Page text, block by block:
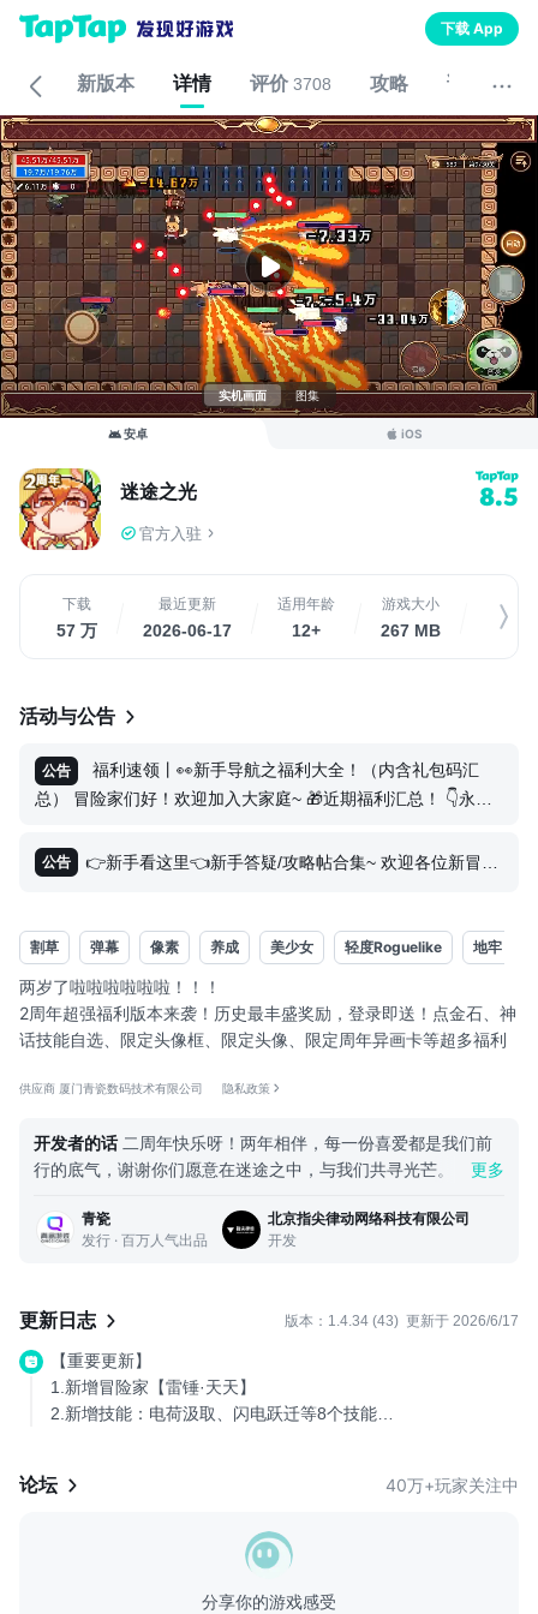
下载 App
新版本 详情 评价 3708 攻略 论坛
实机画面 图集
安卓 iOS
迷途之光 8.5
官方入驻
下载
57 万
最近更新
2026-06-17
适用年龄
12+
游戏大小
267 MB 40
活动与公告
公告
福利速领丨👀新手导航之福利大全！（内含礼包码汇
总） 冒险家们好！欢迎加入大家庭~ 🎁近期福利汇总！ 👇永久
—————————— 🎁游戏内福利直送！ 1、【永久免广告
炼石、50*
公告 👉新手看这里👈新手答疑/攻略帖合集~ 欢迎各位新冒险家~
割草 弹幕 像素 养成 美少女 轻度Roguelike 地牢
两岁了啦啦啦啦啦啦！！！
2周年超强福利版本来袭！历史最丰盛奖励，登录即送！点金石、神
话技能自选、限定头像框、限定头像、限定周年异画卡等超多福利
====
这是一款像素风肉鸽弹幕射击游戏，主打技能自由组合营造出的花
式流派。
【技能】
真正意义上的技能自由搭配，想用什么技能随便用！每个技能都拥
各个都是绝活妹，各个绝活都不同。
【天赋】
独有天赋、叠加天赋、套装天赋，主打一个...
供应商 厦门青瓷数码技术有限公司 隐私政策
开发者的话 二周年快乐呀！两年相伴，每一份喜爱都是我们前
行的底气，谢谢你们愿意在迷途之中，与我们共寻光芒。 预祝
全叠满~！ 2周年超强福利版本来袭！历史最丰盛奖励，登录即
送！点金石、神话技能自选、限定头像框、限定头像、限定周年
加油更新！ ===== 三年之期已到，龙王……（不好意思走错片
场了）。 你好，旅行者，很开心你能读到这段话。 这款游戏确
实是三年之约，从三人下海（不是）创作前作《传说之旅》到现
在的《迷途之光》，我们自己都不敢相信已经过去三年了！现在
现实，不去试试怎么知道自己不行呢，对吧。 《迷途之光》是
虽然差点，但是数值也不怎么样，不过程序bug也挺多，这里就
不一一赘述了。嘴上虽然这么调侃，心里想的还是怎样少挨骂，
毕竟做游戏（尤其是策划）蛮危险的，搞不好就是一场亲妈保卫
更多
青瓷
发行 · 百万人气出品
北京指尖律动网络科技有限公司
开发
更新日志 版本：1.4.34 (43) 更新于 2026/6/17
【重要更新】
1.新增冒险家【雷锤·天天】
2.新增技能：电荷汲取、闪电跃迁等8个技能
庆限时送限定神话...
论坛 40万+玩家关注中
分享你的游戏感受